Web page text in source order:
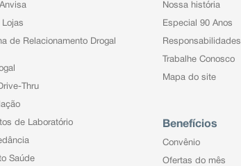
Lojas
de Relacionamento Drogal
Thru
de Laboratório
Saúde
Nossa história
Especial 90 Anos
Responsabilidades
Trabalhe Conosco
Mapa do site
Benefícios
Convênio
Ofertas do mês